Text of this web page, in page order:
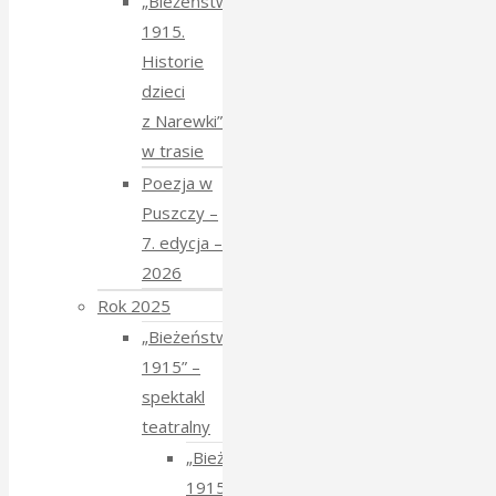
1915.
Historie
dzieci
z Narewki”
w trasie
Poezja w
Puszczy –
7. edycja –
2026
Rok 2025
„Bieżeństwo
1915” –
spektakl
teatralny
„Bieżeństwo
1915”